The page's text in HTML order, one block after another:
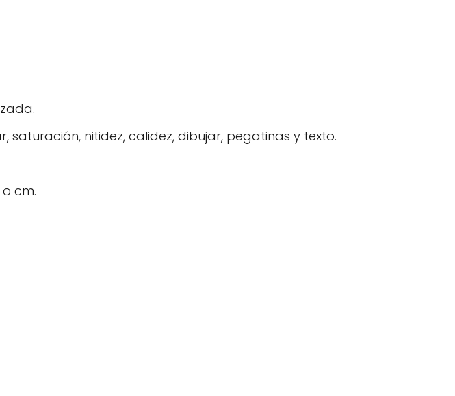
saturación, nitidez, calidez, dibujar, pegatinas y texto.
cm.